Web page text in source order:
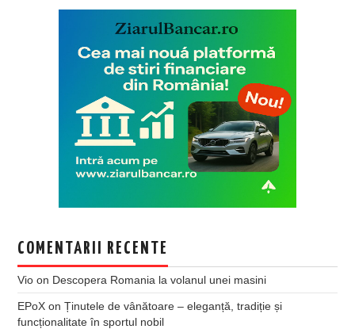
COMENTARII RECENTE
Vio on Descopera Romania la volanul unei masini
EPoX onȚinutele de vânătoare – eleganță, tradiție și
funcționalitate în sportul nobil